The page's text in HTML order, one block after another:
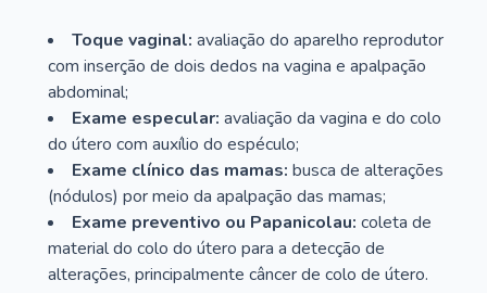
Toque vaginal: avaliação do aparelho reprodutor
com inserção de dois dedos na vagina e apalpação
abdominal;
Exame especular: avaliação da vagina e do colo
do útero com auxílio do espéculo;
Exame clínico das mamas: busca de alterações
(nódulos) por meio da apalpação das mamas;
Exame preventivo ou Papanicolau: coleta de
material do colo do útero para a detecção de
alterações, principalmente câncer de colo de útero.